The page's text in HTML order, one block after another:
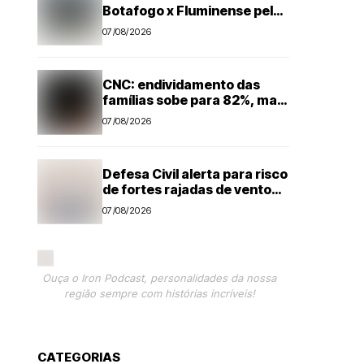
Botafogo x Fluminense pelo
Brasileirão Feminino
07/08/2026
CNC: endividamento das
famílias sobe para 82%, mas
inadimplência cai
07/08/2026
Defesa Civil alerta para risco
de fortes rajadas de vento
na região de Campinas até
07/08/2026
Ouça o Iron Podcast, personalidades da nossa
região sempre com histórias incríveis!
CATEGORIAS